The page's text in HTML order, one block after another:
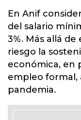
En Anif
del salario
3%. Más allá
riesgo la
económica, en
empleo formal,
pandemia.